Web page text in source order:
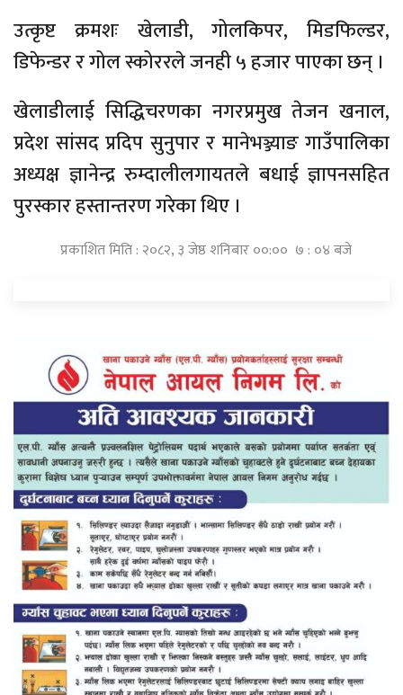
उत्कृष्ट क्रमशः खेलाडी, गोलकिपर, मिडफिल्डर,
डिफेन्डर र गोल स्कोररले जनही ५ हजार पाएका छन् ।
खेलाडीलाई सिद्धिचरणका नगरप्रमुख तेजन खनाल,
प्रदेश सांसद प्रदिप सुनुपार र मानेभञ्ज्याङ गाउँपालिका
अध्यक्ष ज्ञानेन्द्र रुम्दालीलगायतले बधाई ज्ञापनसहित
पुरस्कार हस्तान्तरण गरेका थिए ।
प्रकाशित मिति : २०८२, ३ जेष्ठ शनिबार ००:०० ७ : ०४ बजे